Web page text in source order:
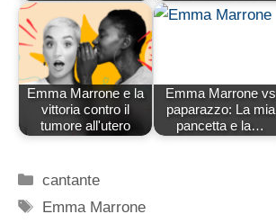
Emma Marrone e la
vittoria contro il
tumore all'utero
Emma Marrone vs
paparazzo: La mia
pancetta e la…
Categorie
cantante
Tag
Emma Marrone